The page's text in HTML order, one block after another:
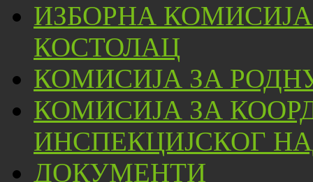
ИЗБОРНА
КОСТОЛАЦ
КОМИСИЈА ЗА
КОМИСИЈА ЗА
ИНСПЕКЦИЈСКОГ
ДОКУМЕНТИ